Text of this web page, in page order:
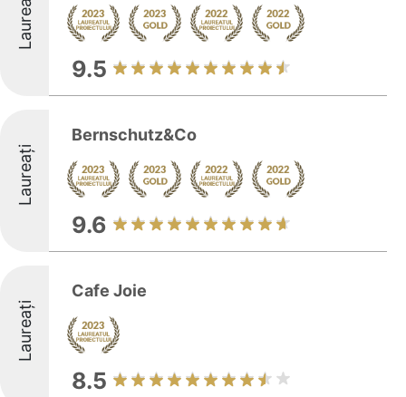
Laureați
9.5
Laureați
Bernschutz&Co
9.6
Laureați
Cafe Joie
8.5